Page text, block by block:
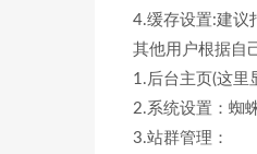
4.缓存设置:建议
其他用户根据自
1.后台主页(这里
2.系统设置：蜘
3.站群管理：